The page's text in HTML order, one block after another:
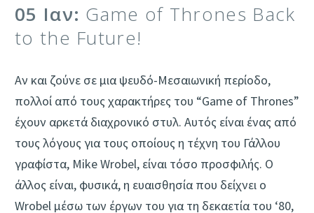
05 Ιαν: Game of Thrones Back
to the Future!
Αν και ζούνε σε μια ψευδό-Μεσαιωνική περίοδο,
πολλοί από τους χαρακτήρες του “Game of Thrones”
έχουν αρκετά διαχρονικό στυλ. Αυτός είναι ένας από
τους λόγους για τους οποίους η τέχνη του Γάλλου
γραφίστα, Mike Wrobel, είναι τόσο προσφιλής. Ο
άλλος είναι, φυσικά, η ευαισθησία που δείχνει ο
Wrobel μέσω των έργων του για τη δεκαετία του ‘80,